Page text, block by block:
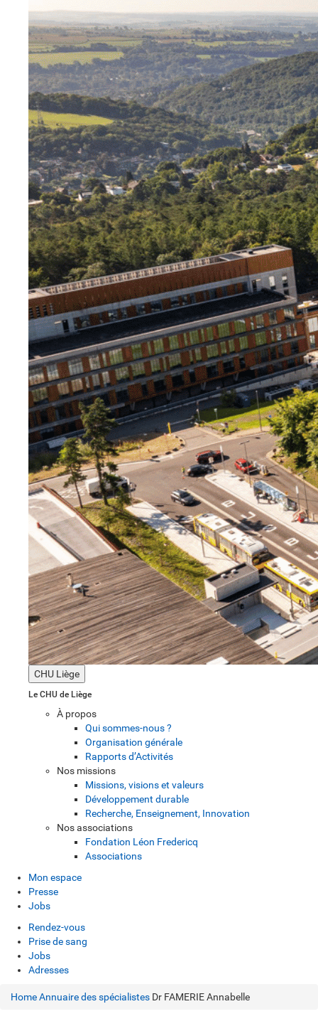
CHU Liège
Le CHU de Liège
À propos
Qui sommes-nous ?
Organisation générale
Rapports d’Activités
Nos missions
Missions, visions et valeurs
Développement durable
Recherche, Enseignement, Innovation
Nos associations
Fondation Léon Fredericq
Associations
Mon espace
Presse
Jobs
Rendez-vous
Prise de sang
Jobs
Adresses
HomeAnnuaire des spécialistes Dr FAMERIE Annabelle